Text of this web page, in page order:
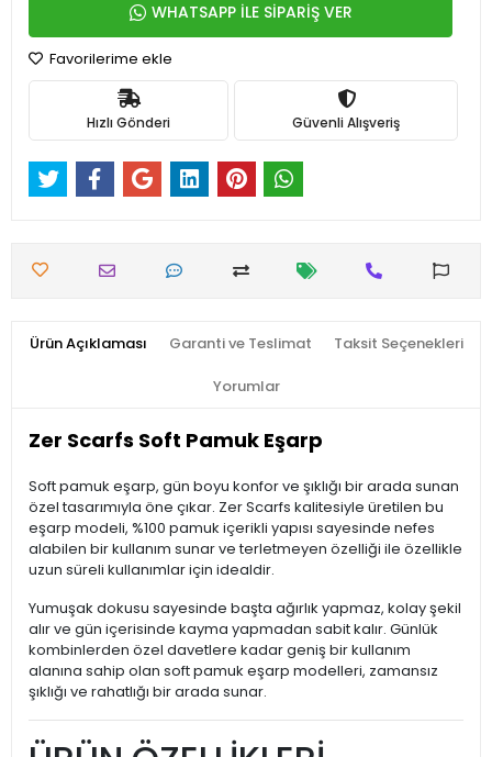
WHATSAPP İLE SİPARİŞ VER
Favorilerime ekle
Hızlı Gönderi Güvenli Alışveriş
Ürün Açıklaması Garanti ve Teslimat Taksit Seçenekleri
Yorumlar
Zer Scarfs Soft Pamuk Eşarp
Soft pamuk eşarp, gün boyu konfor ve şıklığı bir arada sunan
özel tasarımıyla öne çıkar. Zer Scarfs kalitesiyle üretilen bu
eşarp modeli, %100 pamuk içerikli yapısı sayesinde nefes
alabilen bir kullanım sunar ve terletmeyen özelliği ile özellikle
uzun süreli kullanımlar için idealdir.
Yumuşak dokusu sayesinde başta ağırlık yapmaz, kolay şekil
alır ve gün içerisinde kayma yapmadan sabit kalır. Günlük
kombinlerden özel davetlere kadar geniş bir kullanım
alanına sahip olan soft pamuk eşarp modelleri, zamansız
şıklığı ve rahatlığı bir arada sunar.